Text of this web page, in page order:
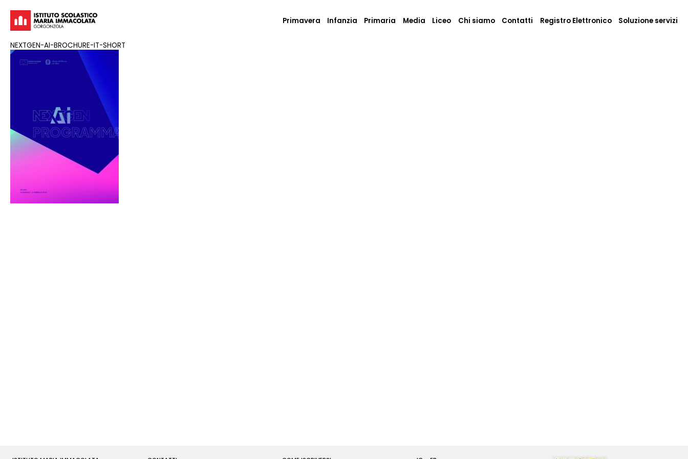
Primavera Infanzia Primaria Media Liceo Chi siamo Contatti Registro Elettronico Soluzione servizi
NEXTGEN-AI-BROCHURE-IT-SHORT